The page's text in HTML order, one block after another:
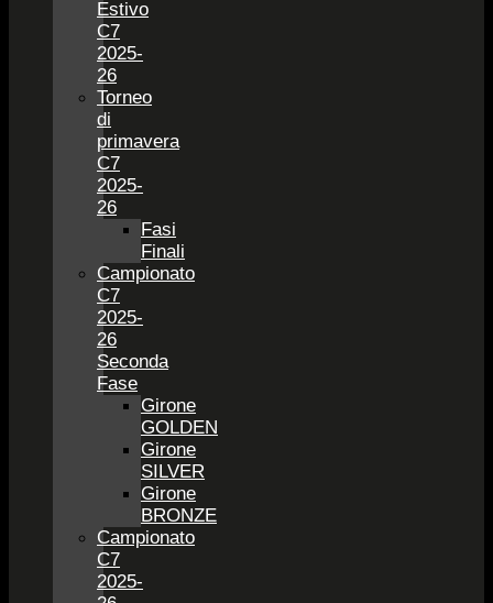
Estivo
C7
2025-
26
Torneo
di
primavera
C7
2025-
26
Fasi
Finali
Campionato
C7
2025-
26
Seconda
Fase
Girone
GOLDEN
Girone
SILVER
Girone
BRONZE
Campionato
C7
2025-